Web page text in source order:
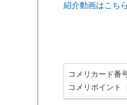
紹介動画はこちら
コメリカード番
コメリポイント